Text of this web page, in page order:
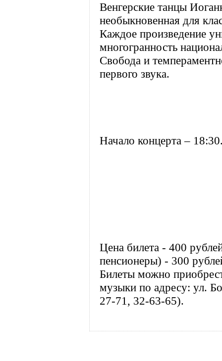
Венгерские танцы
необыкновенная для
Каждое произведение
многогранность
Свобода и
первого звука.
Начало концерта –
Цена билета - 400
пенсионеры) - 300
Билеты можно
музыки по адресу: ул.
27-71, 32-63-65).